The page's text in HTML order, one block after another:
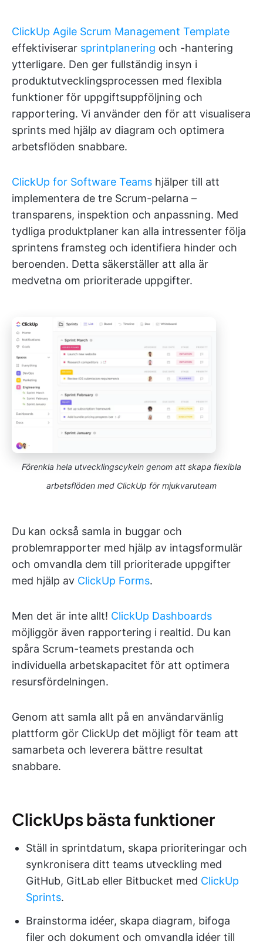
ClickUp Agile Scrum Management Template
effektiviserar sprintplanering och -hantering
ytterligare. Den ger fullständig insyn i
produktutvecklingsprocessen med flexibla
funktioner för uppgiftsuppföljning och
rapportering. Vi använder den för att visualisera
sprints med hjälp av diagram och optimera
arbetsflöden snabbare.
ClickUp for Software Teams hjälper till att
implementera de tre Scrum-pelarna –
transparens, inspektion och anpassning. Med
tydliga produktplaner kan alla intressenter följa
sprintens framsteg och identifiera hinder och
beroenden. Detta säkerställer att alla är
medvetna om prioriterade uppgifter.
Förenkla hela utvecklingscykeln genom att skapa flexibla
arbetsflöden med ClickUp för mjukvaruteam
Du kan också samla in buggar och
problemrapporter med hjälp av intagsformulär
och omvandla dem till prioriterade uppgifter
med hjälp av ClickUp Forms.
Men det är inte allt! ClickUp Dashboards
möjliggör även rapportering i realtid. Du kan
spåra Scrum-teamets prestanda och
individuella arbetskapacitet för att optimera
resursfördelningen.
Genom att samla allt på en användarvänlig
plattform gör ClickUp det möjligt för team att
samarbeta och leverera bättre resultat
snabbare.
ClickUps bästa funktioner
Ställ in sprintdatum, skapa prioriteringar och
synkronisera ditt teams utveckling med
GitHub, GitLab eller Bitbucket med ClickUp
Sprints.
Brainstorma idéer, skapa diagram, bifoga
filer och dokument och omvandla idéer till